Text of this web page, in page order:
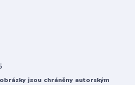
jsou chráněny autorským